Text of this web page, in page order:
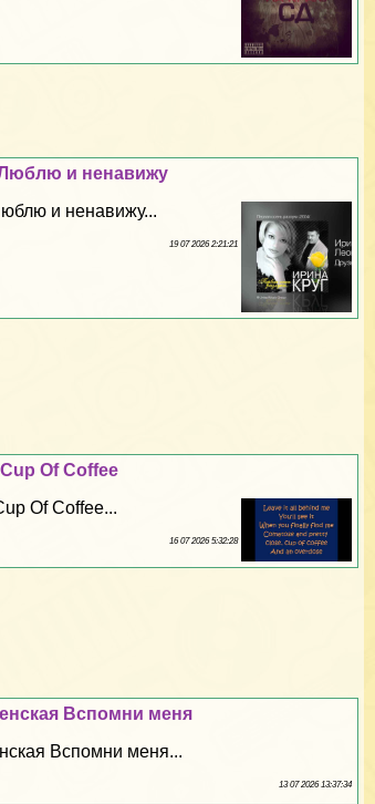
и ненавижу
и ненавижу...
19 07 2026 2:21:21
Of Coffee
Of Coffee...
16 07 2026 5:32:28
Вспомни меня
Вспомни меня...
13 07 2026 13:37:34